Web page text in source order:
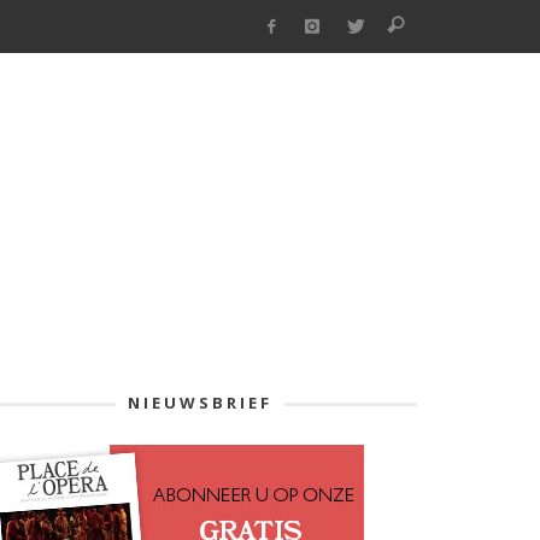
NIEUWSBRIEF